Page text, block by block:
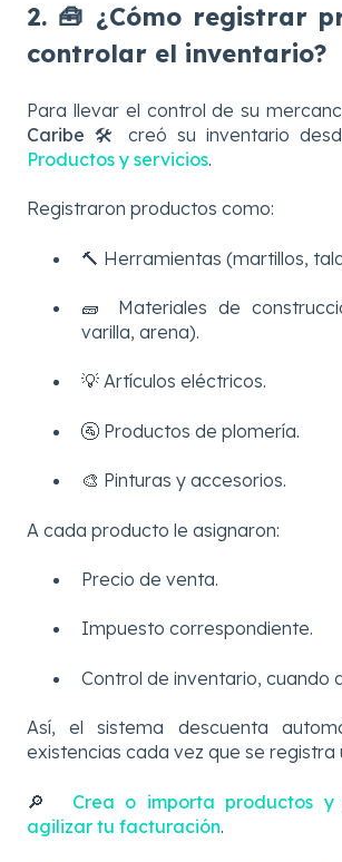
2. 🧰 ¿Cómo registrar
controlar el inventario?
Para llevar el control de su
Caribe 🛠️
creó su inventario
Productos y servicios.
Registraron productos como:
🔨 Herramientas (martillos,
🧱 Materiales de
varilla, arena).
💡 Artículos eléctricos.
🚰 Productos de plomería.
🎨 Pinturas y accesorios.
A cada producto le asignaron:
Precio de venta.
Impuesto correspondiente.
Control de inventario, cuando
Así, el sistema descuenta
existencias cada vez que se registra
🔎 Crea o importa productos y
agilizar tu facturación.